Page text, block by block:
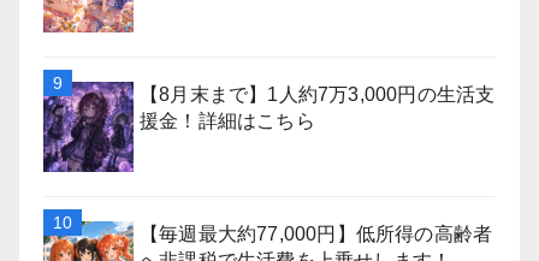
【8月末まで】1人約7万3,000円の生活支
援金！詳細はこちら
【毎週最大約77,000円】低所得の高齢者